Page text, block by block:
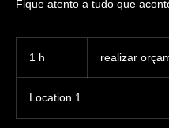
Fique atento a tudo que
1 h realizar
Location 1